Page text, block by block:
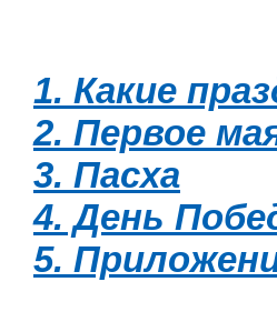
1. Какие
2. Первое
3. Пасха
4. День
5.